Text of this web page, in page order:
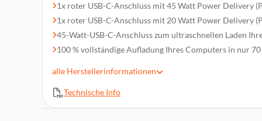
1x roter USB-C-Anschluss mit 45 Watt Power Delivery
1x roter USB-C-Anschluss mit 20 Watt Power Delivery
45-Watt-USB-C-Anschluss zum ultraschnellen Laden
100 % vollständige Aufladung Ihres Computers in nur
Leichtes und kompaktes Design, perfekt für das Büro, zu
alle Herstellerinformationen
Technische Info